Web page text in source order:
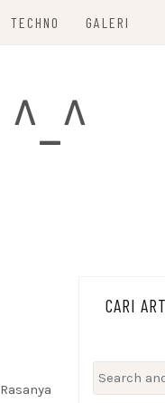
TECHNO GALERI
^_^
CARI
Search
for: